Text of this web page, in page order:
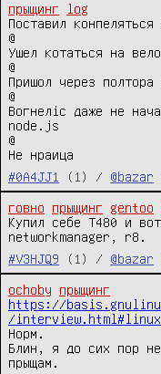
прыщинг
log
Поставил конпеляться
@
Ушел котаться на
@
Пришол через полтора
@
Вогнелiс даже не
node.js
@
Не нраица
#0A4JJ1
(1) / @bazar
говно прыщинг gentoo
Купил себе T480 и
networkmanager, r8.
#V3HJQ9
(1) / @bazar
ochoby
прыщинг
https://
/interview.html#linux
Норм.
Блин, я до сих пор
прыщам.